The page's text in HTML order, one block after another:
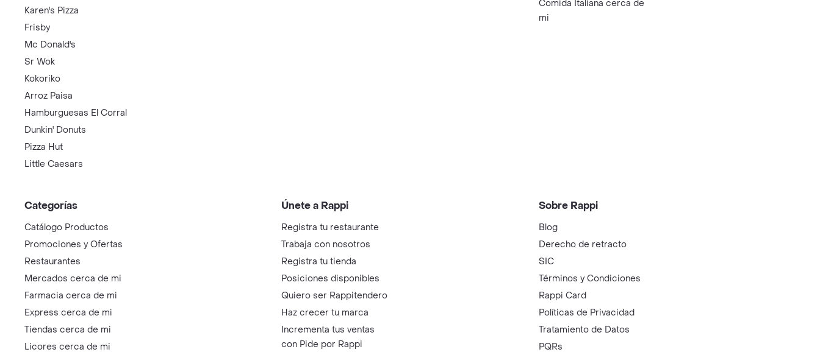
Karen's Pizza
Frisby
Mc Donald's
Sr Wok
Kokoriko
Arroz Paisa
Hamburguesas El Corral
Dunkin' Donuts
Pizza Hut
Little Caesars
Comida Italiana cerca de
mi
Categorías
Catálogo Productos
Promociones y Ofertas
Restaurantes
Mercados cerca de mi
Farmacia cerca de mi
Express cerca de mi
Tiendas cerca de mi
Licores cerca de mi
Únete a Rappi
Registra tu restaurante
Trabaja con nosotros
Registra tu tienda
Posiciones disponibles
Quiero ser Rappitendero
Haz crecer tu marca
Incrementa tus ventas
con Pide por Rappi
Sobre Rappi
Blog
Derecho de retracto
SIC
Términos y Condiciones
Rappi Card
Políticas de Privacidad
Tratamiento de Datos
PQRs